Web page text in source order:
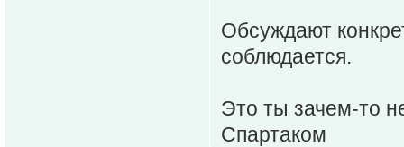
Обсуждают
соблюдается.
Это ты зачем-то
Спартаком